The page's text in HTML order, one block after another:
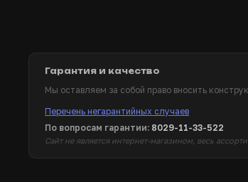
Гарантия и качество
Мы оставляем за собой право вносить
Перечень негарантийных случаев
По вопросам гарантии: 8029-11-33-522
Сайт не является интернет-магазином, весь